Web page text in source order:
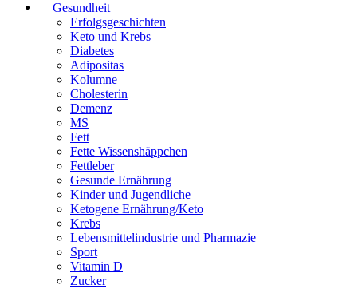
Gesundheit
Erfolgsgeschichten
Keto und Krebs
Diabetes
Adipositas
Kolumne
Cholesterin
Demenz
MS
Fett
Fette Wissenshäppchen
Fettleber
Gesunde Ernährung
Kinder und Jugendliche
Ketogene Ernährung/Keto
Krebs
Lebensmittelindustrie und Pharmazie
Sport
Vitamin D
Zucker